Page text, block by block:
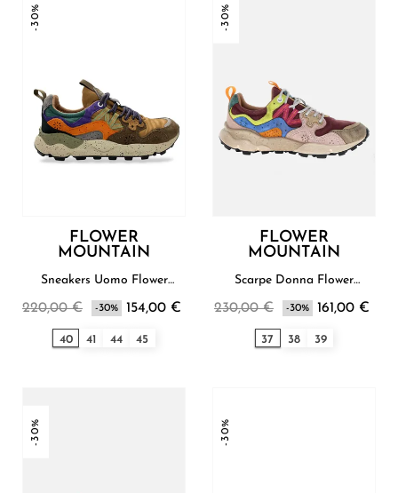
-30%
FLOWER
MOUNTAIN
Sneakers Uomo Flower
220,00 € -30% 154,00 €
40 41 44 45
-30%
FLOWER
MOUNTAIN
Scarpe Donna Flower
230,00 € -30% 161,00 €
37 38 39
-30% -30%